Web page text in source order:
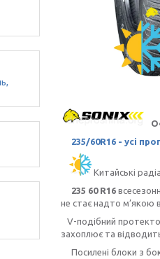
235/60R16 - усі
Китайські
235 60 R16
не стає надто м’якою
V-подібний
захоплює та
Посилені блоки з